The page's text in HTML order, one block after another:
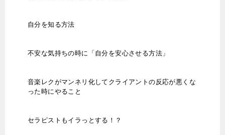
自分を知る方法
不安な気持ちの時に「自分を安心させる方法」
音楽レクがマンネリ化してクライアントの反応が悪くな
った時にやること
セラピストもイラっとする！？